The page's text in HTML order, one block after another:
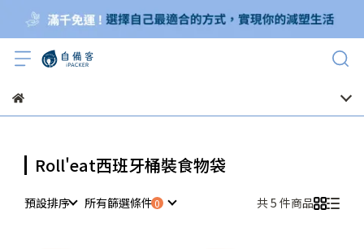
Roll'eat西班牙桶裝食物袋
預設排序 所有篩選條件 共 5 件商品